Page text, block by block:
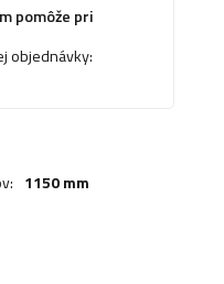
pomôže pri
objednávky:
1150 mm